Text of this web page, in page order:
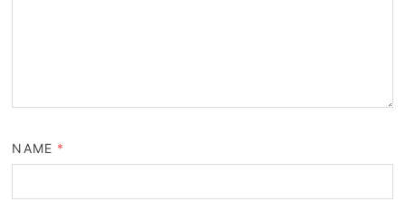
NAME *